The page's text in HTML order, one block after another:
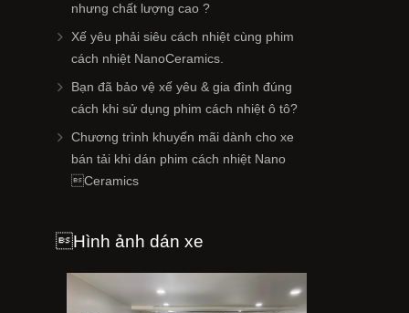
nhưng chất lượng cao ?
Xế yêu phải siêu cách nhiệt cùng phim
cách nhiệt NanoCeramics.
Bạn đã bảo vệ xế yêu & gia đình đúng
cách khi sử dụng phim cách nhiệt ô tô?
Chương trình khuyến mãi dành cho xe
bán tải khi dán phim cách nhiệt Nano
Ceramics
Hình ảnh dán xe